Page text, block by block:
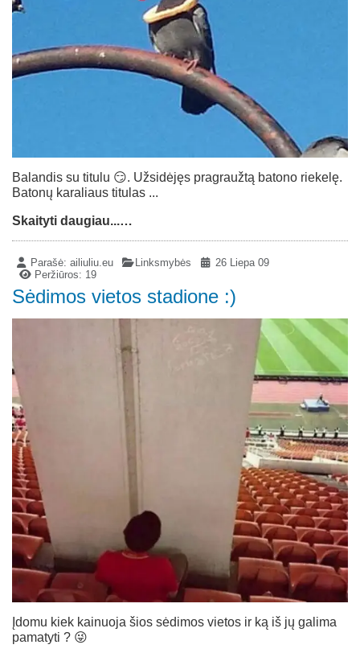
Balandis su titulu 😏. Užsidėjęs pragraužtą batono riekelę.
Batonų karaliaus titulas ...
Skaityti daugiau...…
Parašė:ailiuliu.eu Linksmybės
26 Liepa 09
Peržiūros: 19
Sėdimos vietos stadione :)
Įdomu kiek kainuoja šios sėdimos vietos ir ką iš jų galima
pamatyti ? 😜